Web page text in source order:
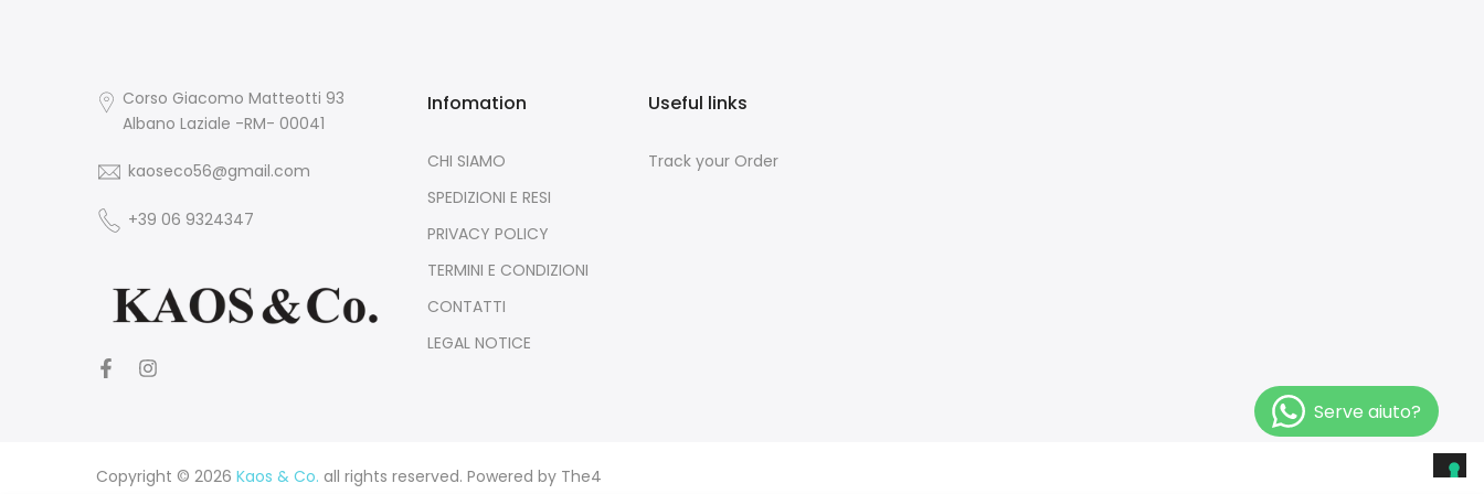
Corso Giacomo Matteotti 93
Albano Laziale -RM- 00041
kaoseco56@gmail.com
+39 06 9324347
Infomation
CHI SIAMO
SPEDIZIONI E RESI
PRIVACY POLICY
TERMINI E CONDIZIONI
CONTATTI
LEGAL NOTICE
Useful links
Track your Order
Copyright © 2026 Kaos & Co. all rights reserved. Powered by The4